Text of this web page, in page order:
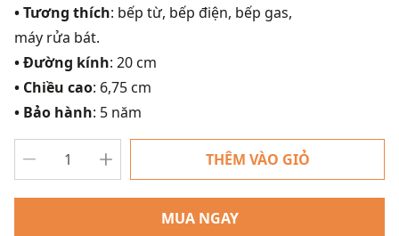
• Tương thích: bếp từ, bếp điện, bếp gas,
máy rửa bát.
• Đường kính: 20 cm
• Chiều cao: 6,75 cm
• Bảo hành: 5 năm
THÊM VÀO GIỎ
MUA NGAY